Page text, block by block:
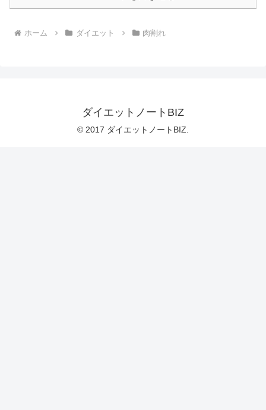
ホーム ダイエット 肉割れ
ダイエットノートBIZ
© 2017 ダイエットノートBIZ.